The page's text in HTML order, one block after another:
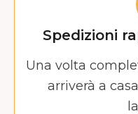
Spedizioni
Una volta
arriverà a